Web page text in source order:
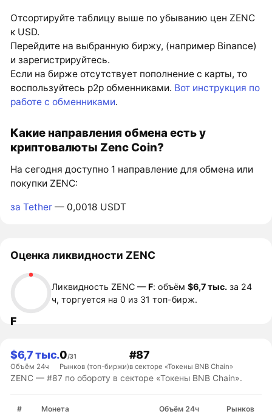
Отсортируйте таблицу выше по убыванию цен ZENC
к USD.
Перейдите на выбранную биржу, (например Binance)
и зарегистрируйтесь.
Если на бирже отсутствует пополнение с карты, то
воспользуйтесь p2p обменниками. Вот инструкция по
работе с обменниками.
Какие направления обмена есть у
криптовалюты Zenc Coin?
На сегодня доступно 1 направление для обмена или
покупки ZENC:
за Tether — 0,0018 USDT
Оценка ликвидности ZENC
F
Ликвидность ZENC —F: объём$6,7 тыс. за 24
ч, торгуется на 0 из 31 топ-бирж.
$6,7 тыс.
Объём 24ч
0/31
Рынков (топ-биржи)
#87
в секторе «Токены BNB Chain»
ZENC — #87 по обороту в секторе «Токены BNB Chain».
# Монета Объём 24ч Рынков